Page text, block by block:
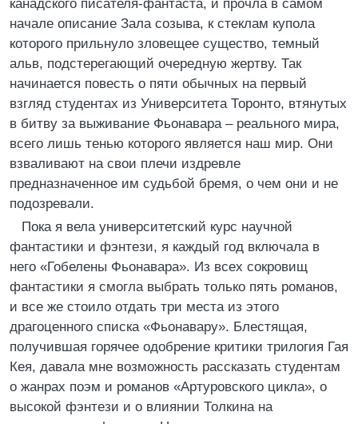
канадского писателя-фантаста, и прочла в самом
начале описание Зала созыва, к стеклам купола
которого прильнуло зловещее существо, темный
альв, подстерегающий очередную жертву. Так
начинается повесть о пяти обычных на первый
взгляд студентах из Университета Торонто, втянутых
в битву за выживание Фьонавара – реального мира,
всего лишь тенью которого является наш мир. Они
взваливают на свои плечи издревле
предназначенное им судьбой бремя, о чем они и не
подозревали.
Пока я вела университетский курс научной
фантастики и фэнтези, я каждый год включала в
него «Гобелены Фьонавара». Из всех сокровищ
фантастики я смогла выбрать только пять романов,
и все же стоило отдать три места из этого
драгоценного списка «Фьонавару». Блестящая,
получившая горячее одобрение критики трилогия Гая
Кея, давала мне возможность рассказать студентам
о жанрах поэм и романов «Артуровского цикла», о
высокой фэнтези и о влиянии Толкина на